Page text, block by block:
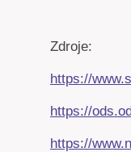
Zdroje:
https://
https://
https://